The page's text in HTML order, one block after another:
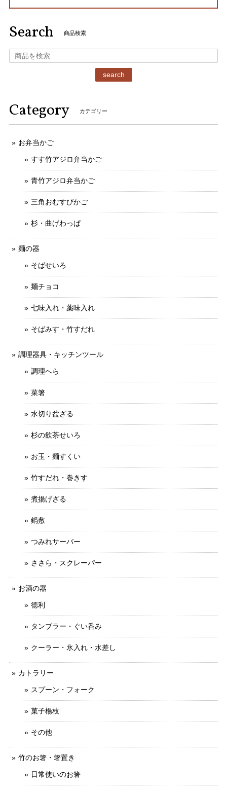
Search 商品検索
search
Category カテゴリー
お弁当かご
すす竹アジロ弁当かご
青竹アジロ弁当かご
三角おむすびかご
杉・曲げわっぱ
麺の器
そばせいろ
麺チョコ
七味入れ・薬味入れ
そばみす・竹すだれ
調理器具・キッチンツール
調理へら
菜箸
水切り盆ざる
杉の飲茶せいろ
お玉・麺すくい
竹すだれ・巻きす
煮揚げざる
鍋敷
つみれサーバー
ささら・スクレーパー
お酒の器
徳利
タンブラー・ぐい呑み
クーラー・氷入れ・水差し
カトラリー
スプーン・フォーク
菓子楊枝
その他
竹のお箸・箸置き
日常使いのお箸